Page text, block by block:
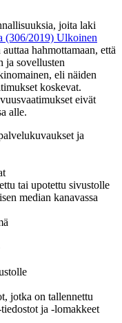
joita laki
(306/2019) Ulkoinen
hahmottamaan, että
ja sovellusten
eli näiden
koskevat.
eivät
alle.
ja
tai upotettu sivustolle
median kanavassa
jotka on tallennettu
ja -lomakkeet